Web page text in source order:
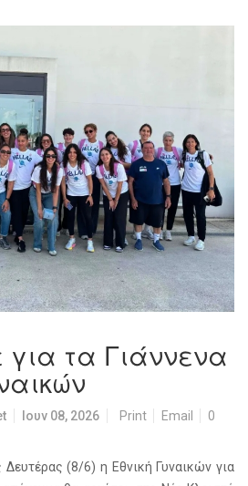
τα Γιάννενα
Ιουν 08, 2026 Print Email
0
(8/6) η Εθνική Γυναικών για